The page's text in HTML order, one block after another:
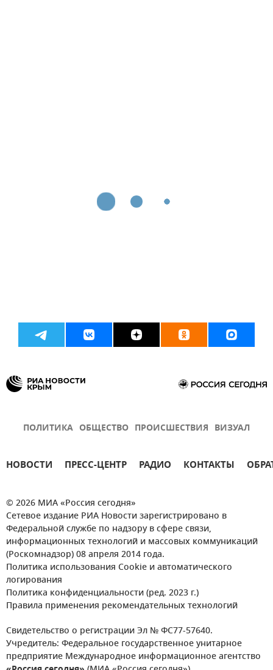
ПОЛИТИКА ОБЩЕСТВО ПРОИСШЕСТВИЯ ВИЗУАЛ
НОВОСТИ ПРЕСС-ЦЕНТР РАДИО КОНТАКТЫ
© 2026 МИА «Россия сегодня»
Сетевое издание РИА Новости зарегистрировано в
Федеральной службе по надзору в сфере связи,
информационных технологий и массовых коммуникаций
(Роскомнадзор) 08 апреля 2014 года.
Политика использования Cookie и автоматического
логирования
Политика конфиденциальности (ред. 2023 г.)
Правила применения рекомендательных технологий
Свидетельство о регистрации Эл № ФС77-57640.
Учредитель: Федеральное государственное унитарное
предприятие Международное информационное агентство